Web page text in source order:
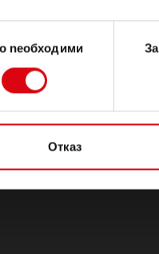
nеобходими
Отказ
BATTERY KNOWLEDGE